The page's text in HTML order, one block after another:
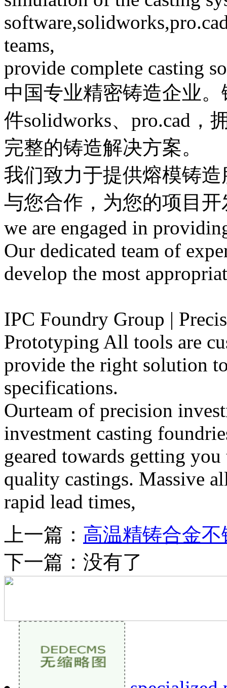
teams,
provide complete casting
中国专业精密铸造企业
件solidworks、pro.cad，
完整的铸造解决方案。
我们致力于提供熔模铸
与您合作，为您的项目
we are engaged in
Our dedicated team of
develop the most
IPC Foundry Group |
Prototyping All tools are
provide the right solution
specifications.
Ourteam of precision
investment casting
geared towards getting
quality castings. Massive
rapid lead times,
上一篇： 高温精铸合金
下一篇：没有了